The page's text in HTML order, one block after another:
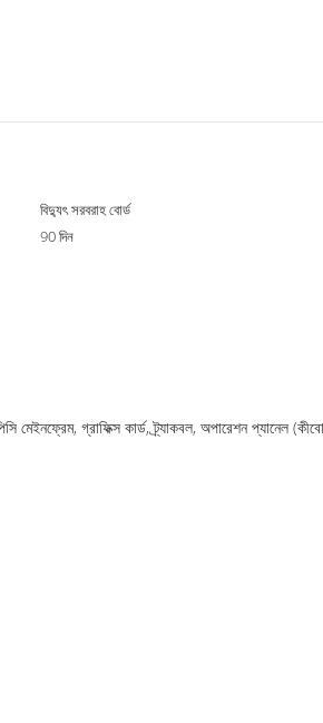
বিদ্যুৎ সরবরাহ বোর্ড
90 দিন
গ্রাফিক্স কার্ড, ট্র্যাকবল, অপারেশন প্যানেল